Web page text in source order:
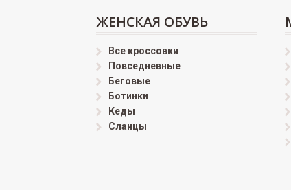
ЖЕНСКАЯ ОБУВЬ
Все кроссовки
Повседневные
Беговые
Ботинки
Кеды
Сланцы